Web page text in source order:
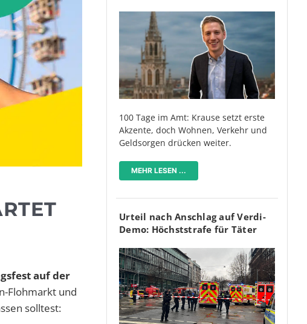
auf der
Flohmarkt und
solltest:
100 Tage im Amt: Krause setzt erste
Akzente, doch Wohnen, Verkehr und
Geldsorgen drücken weiter.
MEHR LESEN ...
Urteil nach Anschlag auf Verdi-
Demo: Höchststrafe für Täter